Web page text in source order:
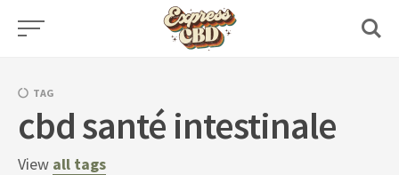
Skip
TAG
cbd santé intestinale
View all tags